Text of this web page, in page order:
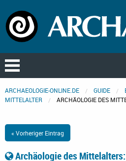
ARCHAEOLOGIE-ONLINE.DE GUIDE
MITTELALTER
ARCHÄOLOGIE DES
« Vorheriger Eintrag
Archäologie des